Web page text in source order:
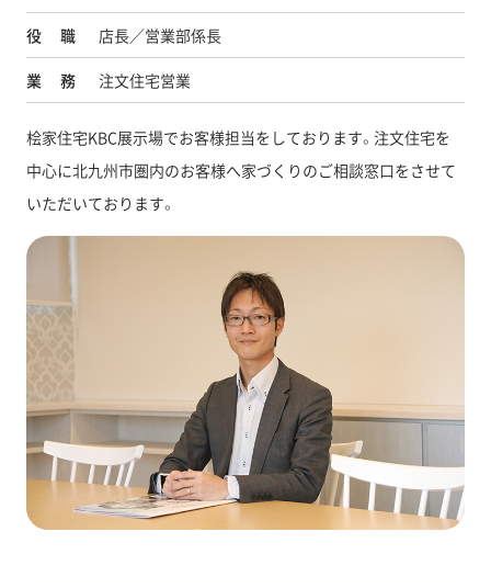
役職 店長／営業部係長
業務 注文住宅営業
桧家住宅KBC展示場でお客様担当をしております。注文住宅を
中心に北九州市圏内のお客様へ家づくりのご相談窓口をさせて
いただいております。